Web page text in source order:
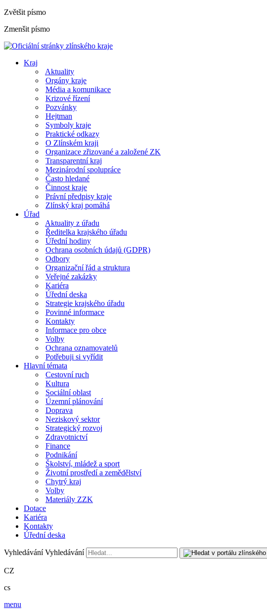
Zvětšit písmo
Zmenšit písmo
Kraj
Aktuality
Orgány kraje
Média a komunikace
Krizové řízení
Pozvánky
Hejtman
Symboly kraje
Praktické odkazy
O Zlínském kraji
Organizace zřizované a založené ZK
Transparentní kraj
Mezinárodní spolupráce
Často hledané
Činnost kraje
Právní předpisy kraje
Zlínský kraj pomáhá
Úřad
Aktuality z úřadu
Ředitelka krajského úřadu
Úřední hodiny
Ochrana osobních údajů (GDPR)
Odbory
Organizační řád a struktura
Veřejné zakázky
Kariéra
Úřední deska
Strategie krajského úřadu
Povinné informace
Kontakty
Informace pro obce
Volby
Ochrana oznamovatelů
Potřebuji si vyřídit
Hlavní témata
Cestovní ruch
Kultura
Sociální oblast
Územní plánování
Doprava
Neziskový sektor
Strategický rozvoj
Zdravotnictví
Finance
Podnikání
Školství, mládež a sport
Životní prostředí a zemědělství
Chytrý kraj
Volby
Materiály ZZK
Dotace
Kariéra
Kontakty
Úřední deska
Vyhledávání Vyhledávání
CZ
cs
menu